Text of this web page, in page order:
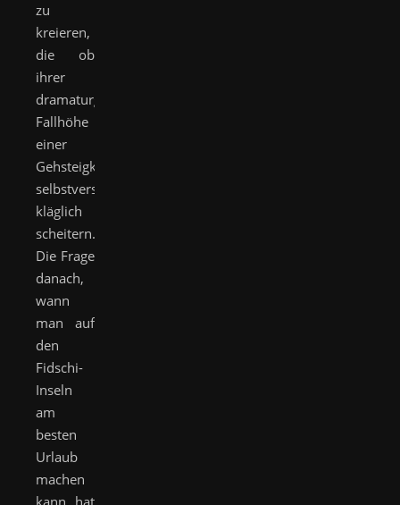
zu
kreieren,
die ob
ihrer
dramaturgischen
Fallhöhe
einer
Gehsteigkante
selbstverständlich
kläglich
scheitern.
Die Frage
danach,
wann
man auf
den
Fidschi-
Inseln
am
besten
Urlaub
machen